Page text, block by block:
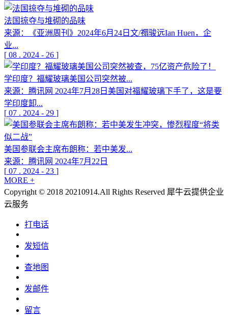
法国掠夺与堆砌的品味
来源：《亚洲周刊》2024年6月24日文/禤骏远Ian Huen，企
业...
[ 08 . 2024 - 26 ]
学印度？福耀玻璃美国公司突然被...
来源：腾讯网 2024年7月28日美国对福耀玻璃下手了，这是要
学印度卸...
[ 07 . 2024 - 29 ]
美国参联会主席布朗称：若中美发...
来源：腾讯网 2024年7月22日
[ 07 . 2024 - 23 ]
MORE +
Copyright © 2018 20210914.All Rights Reserved 犀牛云提供企业
云服务
打电话
发短信
查地图
发邮件
留言